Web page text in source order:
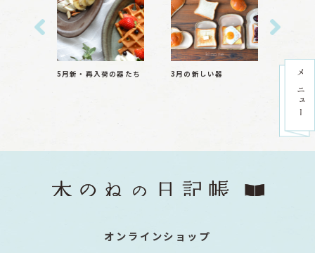
5月新・再入荷の器たち 3月の新しい器
オンラインショップ